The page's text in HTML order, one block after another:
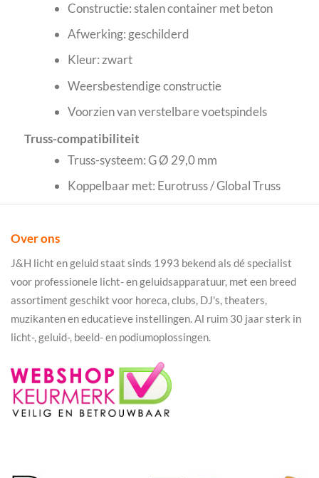
Constructie: stalen container met beton
Afwerking: geschilderd
Kleur: zwart
Weersbestendige constructie
Voorzien van verstelbare voetspindels
Truss-compatibiliteit
Truss-systeem: G Ø 29,0 mm
Koppelbaar met: Eurotruss / Global Truss
Over ons
J&H licht en geluid staat sinds 1993 bekend als dé specialist
voor professionele licht- en geluidsapparatuur, met een breed
assortiment geschikt voor horeca, clubs, DJ's, theaters,
muzikanten en educatieve instellingen. Al ruim 30 jaar sterk in
licht-, geluid-, beeld- en podiumoplossingen.